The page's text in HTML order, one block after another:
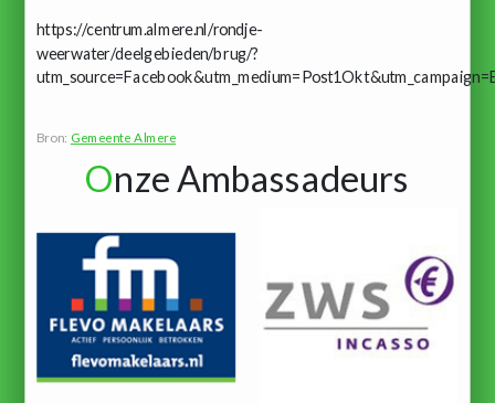
https://centrum.almere.nl/rondje-
weerwater/deelgebieden/brug/?
Bron: Gemeente Almere
Onze Ambassadeurs